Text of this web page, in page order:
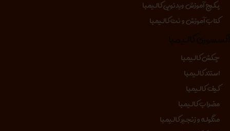
پکیج آموزش ویدئویی کالیمبا
کتاب آموزش و نت کالیمبا
چکش کالیمبا
استند کالیمبا
کیف کالیمبا
مضراب کالیمبا
منگوله و زنجیر کالیمبا